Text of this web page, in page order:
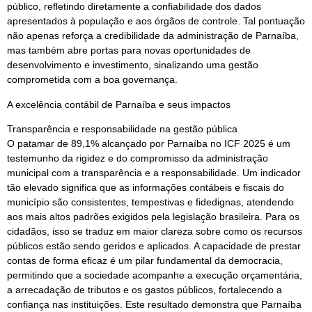
público, refletindo diretamente a confiabilidade dos dados
apresentados à população e aos órgãos de controle. Tal pontuação
não apenas reforça a credibilidade da administração de Parnaíba,
mas também abre portas para novas oportunidades de
desenvolvimento e investimento, sinalizando uma gestão
comprometida com a boa governança.
A excelência contábil de Parnaíba e seus impactos
Transparência e responsabilidade na gestão pública
O patamar de 89,1% alcançado por Parnaíba no ICF 2025 é um
testemunho da rigidez e do compromisso da administração
municipal com a transparência e a responsabilidade. Um indicador
tão elevado significa que as informações contábeis e fiscais do
município são consistentes, tempestivas e fidedignas, atendendo
aos mais altos padrões exigidos pela legislação brasileira. Para os
cidadãos, isso se traduz em maior clareza sobre como os recursos
públicos estão sendo geridos e aplicados. A capacidade de prestar
contas de forma eficaz é um pilar fundamental da democracia,
permitindo que a sociedade acompanhe a execução orçamentária,
a arrecadação de tributos e os gastos públicos, fortalecendo a
confiança nas instituições. Este resultado demonstra que Parnaíba